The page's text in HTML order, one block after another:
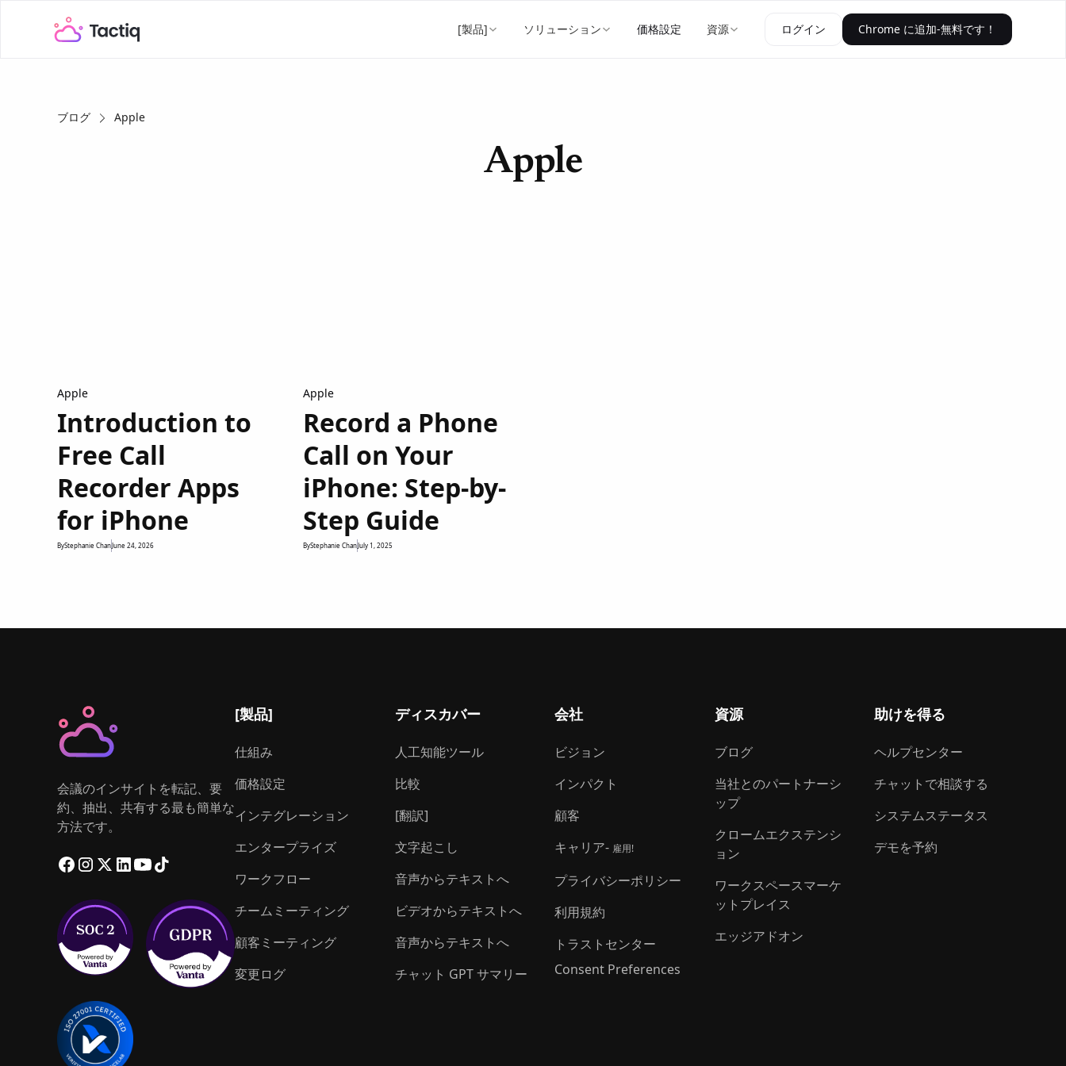
[製品] ソリューション 価格設定 資源 ログイン Chrome に追加-無料です！
ブログ Apple
Apple
Apple
Introduction to
Free Call
Recorder Apps
for iPhone
ByStephanie Chan June 24, 2026
Apple
Record a Phone
Call on Your
iPhone: Step-by-
Step Guide
ByStephanie Chan July 1, 2025
会議のインサイトを転記、要
約、抽出、共有する最も簡単な
方法です。
[製品]
仕組み
価格設定
インテグレーション
エンタープライズ
ワークフロー
チームミーティング
顧客ミーティング
変更ログ
ディスカバー
人工知能ツール
比較
[翻訳]
文字起こし
音声からテキストへ
ビデオからテキストへ
音声からテキストへ
チャット GPT サマリー
会社
ビジョン
インパクト
顧客
キャリア- 雇用!
プライバシーポリシー
利用規約
トラストセンター
Consent Preferences
資源
ブログ
当社とのパートナーシ
ップ
クロームエクステンシ
ョン
ワークスペースマーケ
ットプレイス
エッジアドオン
助けを得る
ヘルプセンター
チャットで相談する
システムステータス
デモを予約